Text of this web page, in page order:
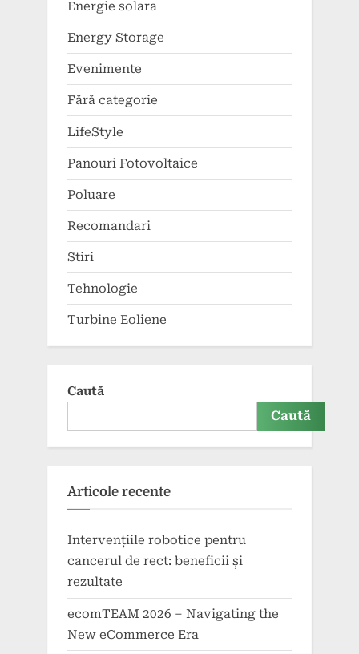
Energie solara
Energy Storage
Evenimente
Fără categorie
LifeStyle
Panouri Fotovoltaice
Poluare
Recomandari
Stiri
Tehnologie
Turbine Eoliene
Caută
Caută
Articole recente
Intervențiile robotice pentru
cancerul de rect: beneficii și
rezultate
ecomTEAM 2026 – Navigating the
New eCommerce Era